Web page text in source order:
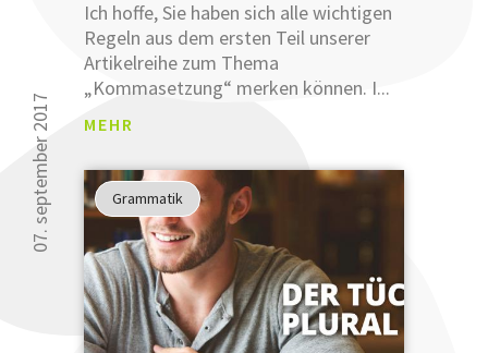
Ich hoffe, Sie haben sich alle wichtigen
Regeln aus dem ersten Teil unserer
Artikelreihe zum Thema
„Kommasetzung“ merken können. I...
MEHR
07. september 2017 Grammatik
an
unsere
Tipps
verbessern
Glauben